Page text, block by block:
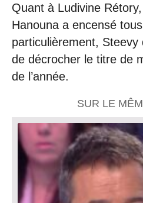
Quant à Ludivine
Hanouna a encensé
particulièrement, Steevy
de décrocher le titre de
de l’année.
SUR LE